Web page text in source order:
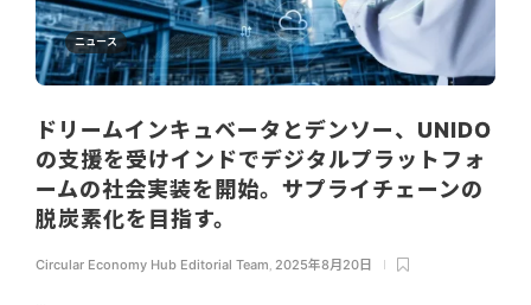
ニュース
ドリームインキュベータとデンソー、UNIDO
の支援を受けインドでデジタルプラットフォ
ームの社会実装を開始。サプライチェーンの
脱炭素化を目指す。
Circular Economy Hub Editorial Team 2025年8月20日